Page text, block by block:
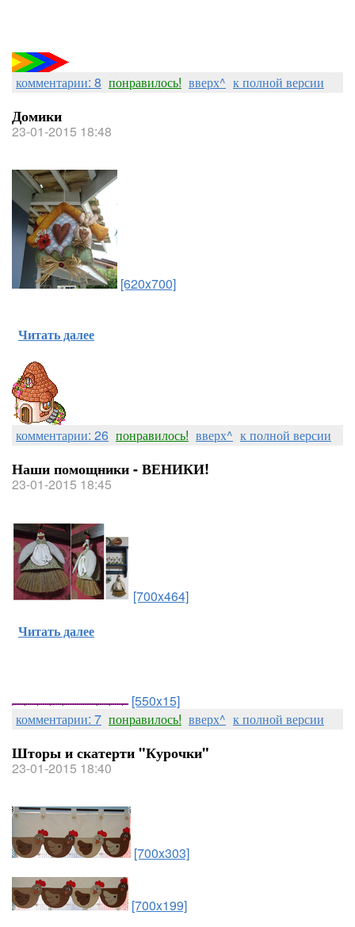
комментарии: 8 понравилось! вверх^ к полной версии
Домики
23-01-2015 18:48
[620x700]
Читать далее
комментарии: 26 понравилось! вверх^ к полной версии
Наши помощники - ВЕНИКИ!
23-01-2015 18:45
[700x464]
Читать далее
[550x15]
комментарии: 7 понравилось! вверх^ к полной версии
Шторы и скатерти "Курочки"
23-01-2015 18:40
[700x303]
[700x199]